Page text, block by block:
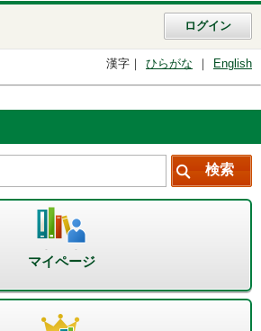
ログイン
漢字 ひらがな English
マイページ